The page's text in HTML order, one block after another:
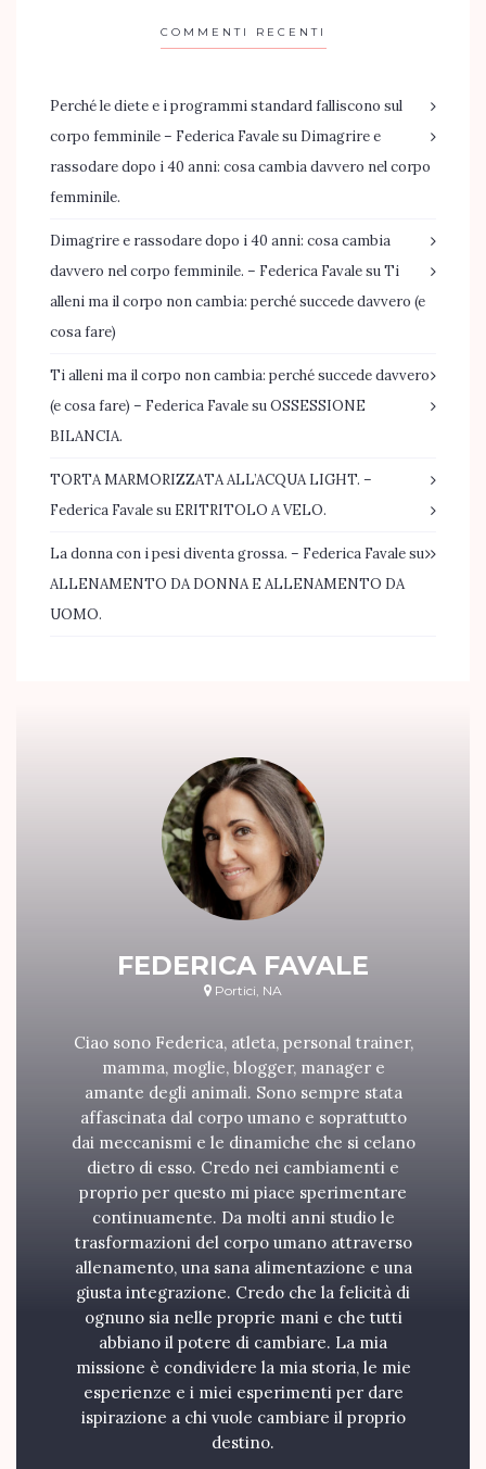
COMMENTI RECENTI
Perché le diete e i programmi standard falliscono sul
corpo femminile – Federica Favalesu Dimagrire e
rassodare dopo i 40 anni: cosa cambia davvero nel corpo
femminile.
Dimagrire e rassodare dopo i 40 anni: cosa cambia
davvero nel corpo femminile. – Federica FavalesuTi
alleni ma il corpo non cambia: perché succede davvero (e
cosa fare)
Ti alleni ma il corpo non cambia: perché succede davvero
(e cosa fare) – Federica FavalesuOSSESSIONE
BILANCIA.
TORTA MARMORIZZATA ALL’ACQUA LIGHT. –
Federica Favalesu ERITRITOLO A VELO.
La donna con i pesi diventa grossa. – Federica Favalesu
ALLENAMENTO DA DONNA E ALLENAMENTO DA
UOMO.
FEDERICA FAVALE
Portici, NA
Ciao sono Federica, atleta, personal trainer,
mamma, moglie, blogger, manager e
amante degli animali. Sono sempre stata
affascinata dal corpo umano e soprattutto
dai meccanismi e le dinamiche che si celano
dietro di esso. Credo nei cambiamenti e
proprio per questo mi piace sperimentare
continuamente. Da molti anni studio le
trasformazioni del corpo umano attraverso
allenamento, una sana alimentazione e una
giusta integrazione. Credo che la felicità di
ognuno sia nelle proprie mani e che tutti
abbiano il potere di cambiare. La mia
missione è condividere la mia storia, le mie
esperienze e i miei esperimenti per dare
ispirazione a chi vuole cambiare il proprio
destino.